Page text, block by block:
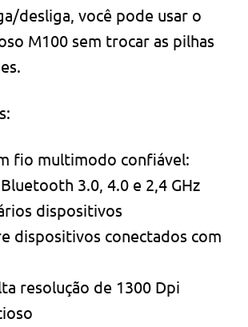
desliga, você pode usar o
M100 sem trocar as pilhas
fio multimodo confiável:
3.0, 4.0 e 2,4 GHz
dispositivos
dispositivos conectados com
resolução de 1300 Dpi